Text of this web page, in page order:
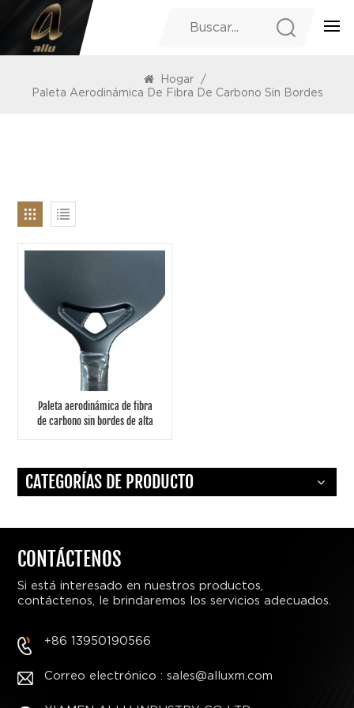
PRODUCTOS
Hogar
/
Paleta Aerodinámica De Fibra De Carbono Sin Bordes
Paleta aerodinámica de fibra
de carbono sin bordes de alta
CATEGORÍAS DE PRODUCTO
CONTÁCTENOS
Si está interesado en nuestros productos,
contáctenos, le brindaremos los servicios adecuados.
+86 13950190566
Correo electrónico : sales@alluxm.com